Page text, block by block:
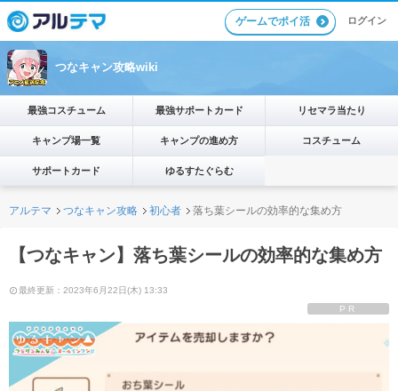
ゲームでポイ活 ログイン
つなキャン攻略wiki
最強コスチューム 最強サポートカード リセマラ当たり
キャンプ場一覧 キャンプの進め方 コスチューム
サポートカード ゆるすたぐらむ
アルテマ つなキャン攻略 初心者 落ち葉シールの効率的な集め方
【つなキャン】落ち葉シールの効率的な集め方
最終更新：2023年6月22日(木) 13:33
PR